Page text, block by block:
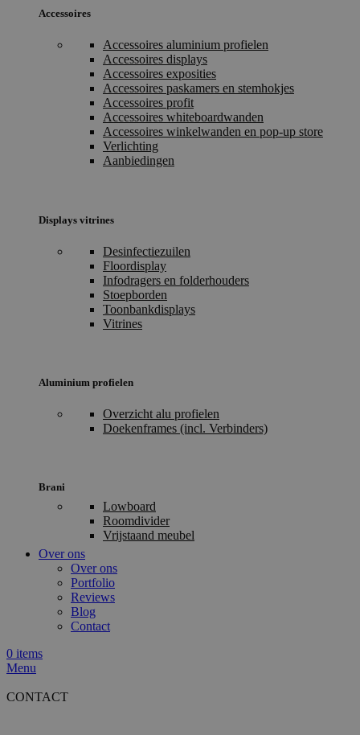
Accessoires
Accessoires aluminium profielen
Accessoires displays
Accessoires exposities
Accessoires paskamers en stemhokjes
Accessoires profit
Accessoires whiteboardwanden
Accessoires winkelwanden en pop-up store
Verlichting
Aanbiedingen
Displays vitrines
Desinfectiezuilen
Floordisplay
Infodragers en folderhouders
Stoepborden
Toonbankdisplays
Vitrines
Aluminium profielen
Overzicht alu profielen
Doekenframes (incl. Verbinders)
Brani
Lowboard
Roomdivider
Vrijstaand meubel
Over ons
Over ons
Portfolio
Reviews
Blog
Contact
0 items
Menu
CONTACT